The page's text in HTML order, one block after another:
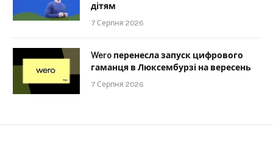
дітям
7 Серпня 2026
Wero перенесла запуск цифрового
гаманця в Люксембурзі на вересень
7 Серпня 2026